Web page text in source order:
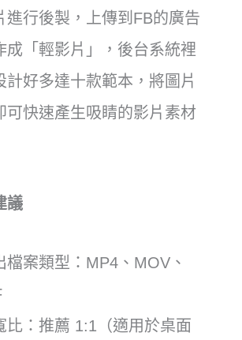
進行後製，上傳到FB的廣告
成「輕影片」，後台系統裡
計好多達十款範本，將圖片
可快速產生吸睛的影片素材
議
檔案類型：MP4、MOV、
比：推薦 1:1（適用於桌面